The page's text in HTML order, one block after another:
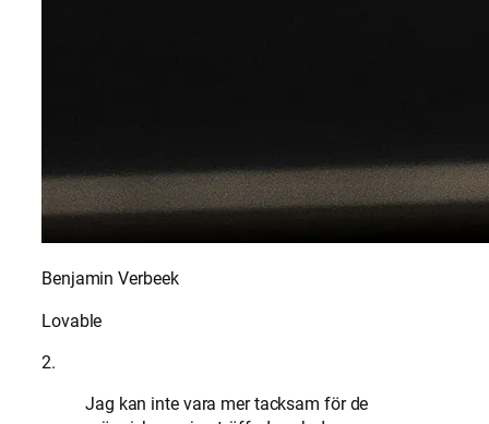
Benjamin Verbeek
Lovable
2.
Jag kan inte vara mer tacksam för de